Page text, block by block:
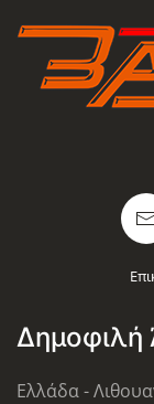
Δημοφιλή
Ελλάδα -